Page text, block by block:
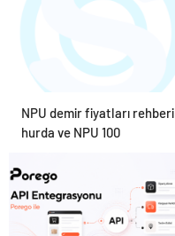
NPU demir fiyatları rehberi
hurda ve NPU 100